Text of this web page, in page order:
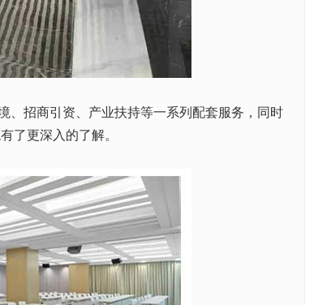
、招商引资、产业扶持等一系列配套服务，同时
了更深入的了解。